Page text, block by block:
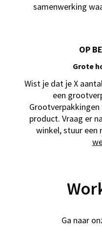
samenwerking
OP
Grote
Wist je dat je X
een
product. Vraag er
winkel, stuur een
Ga naar